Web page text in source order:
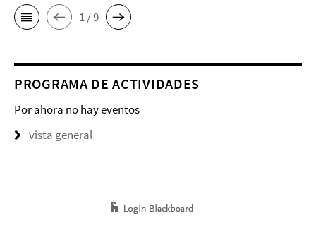
1 / 9
PROGRAMA DE ACTIVIDADES
Por ahora no hay eventos
vista general